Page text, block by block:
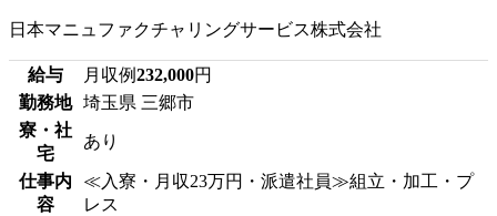
日本マニュファクチャリングサービス株式会社
給与 月収例232,000円
勤務地 埼玉県 三郷市
寮・社
宅
あり
仕事内
容
≪入寮・月収23万円・派遣社員≫組立・加工・プ
レス